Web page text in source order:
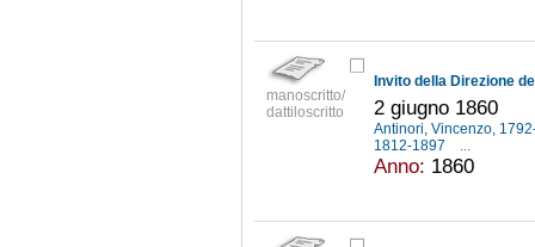
manoscritto/
dattiloscritto
2 giugno 1860
Antinori, Vincenzo,
1812-1897
...
Anno: 1860